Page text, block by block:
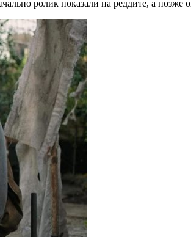
ролик показали на реддите, а позже